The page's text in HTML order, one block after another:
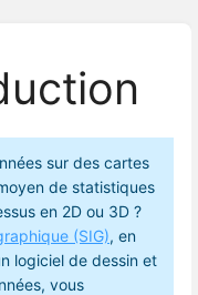
sur des cartes
de statistiques
en 2D ou 3D ?
(SIG), en
logiciel de dessin et
vous